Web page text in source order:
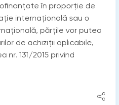
în proporție de
internațională sau o
părțile vor putea
de achiziții aplicabile,
nr. 131/2015 privind